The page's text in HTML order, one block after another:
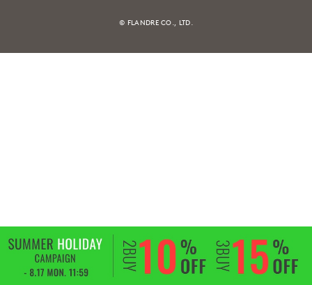
© FLANDRE CO., LTD.